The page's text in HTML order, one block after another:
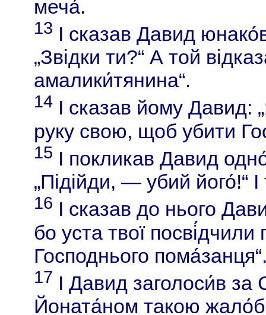
меча́.
13 І сказав Давид
„Звідки ти?“ А той
амалики́тянина“.
14 І сказав йому Давид:
руку свою, щоб убити
15 І покликав Давид
„Підійди, — убий його́!“
16 І сказав до нього
бо уста твої
Господнього
17 І Давид заголоси́в
Йоната́ном такою